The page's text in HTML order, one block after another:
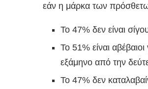
εάν η μάρκα των
Το 47% δεν είναι
Το 51% είναι
εξάμηνο από την
Το 47% δεν